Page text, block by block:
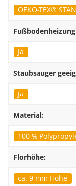
OEKO-TEX®
Ja
Staubsauger
Ja
Material:
100 %
Florhöhe:
ca. 9 mm Höhe